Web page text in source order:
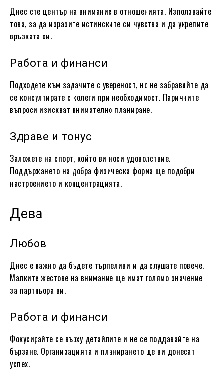
Днес сте център на внимание в отношенията. Използвайте
това, за да изразите истинските си чувства и да укрепите
връзката си.
Работа и финанси
Подходете към задачите с увереност, но не забравяйте да
се консултирате с колеги при необходимост. Паричните
въпроси изискват внимателно планиране.
Здраве и тонус
Заложете на спорт, който ви носи удоволствие.
Поддържането на добра физическа форма ще подобри
настроението и концентрацията.
Дева
Любов
Днес е важно да бъдете търпеливи и да слушате повече.
Малките жестове на внимание ще имат голямо значение
за партньора ви.
Работа и финанси
Фокусирайте се върху детайлите и не се поддавайте на
бързане. Организацията и планирането ще ви донесат
успех.